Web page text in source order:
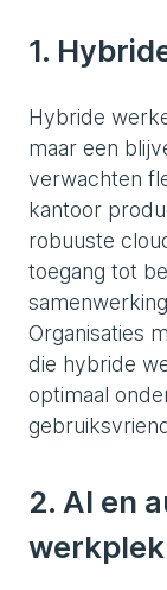
1.
Hybride
maar een
verwachten
kantoor
robuuste
toegang tot
Organisaties
die hybride
optimaal
2. AI en
werkplek